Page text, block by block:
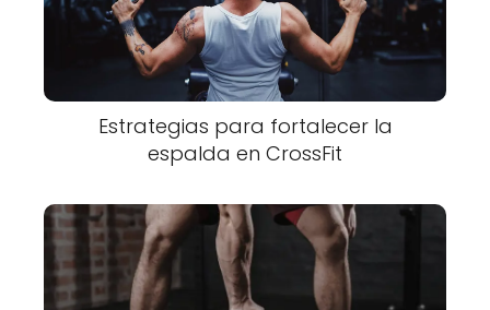
Estrategias para fortalecer la
espalda en CrossFit